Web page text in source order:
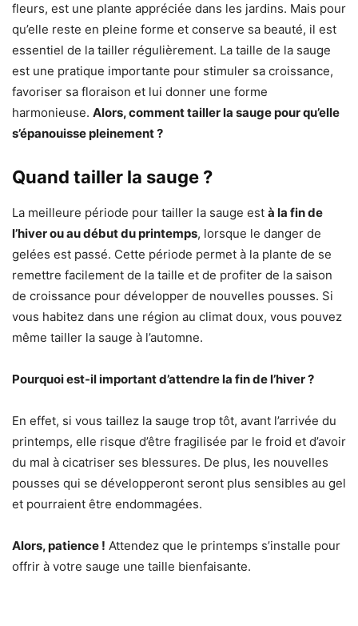
fleurs, est une plante appréciée dans les jardins. Mais pour
qu’elle reste en pleine forme et conserve sa beauté, il est
essentiel de la tailler régulièrement. La taille de la sauge
est une pratique importante pour stimuler sa croissance,
favoriser sa floraison et lui donner une forme
harmonieuse. Alors, comment tailler la sauge pour qu’elle
s’épanouisse pleinement ?
Quand tailler la sauge ?
La meilleure période pour tailler la sauge est à la fin de
l’hiver ou au début du printemps, lorsque le danger de
gelées est passé. Cette période permet à la plante de se
remettre facilement de la taille et de profiter de la saison
de croissance pour développer de nouvelles pousses. Si
vous habitez dans une région au climat doux, vous pouvez
même tailler la sauge à l’automne.
Pourquoi est-il important d’attendre la fin de l’hiver ?
En effet, si vous taillez la sauge trop tôt, avant l’arrivée du
printemps, elle risque d’être fragilisée par le froid et d’avoir
du mal à cicatriser ses blessures. De plus, les nouvelles
pousses qui se développeront seront plus sensibles au gel
et pourraient être endommagées.
Alors, patience ! Attendez que le printemps s’installe pour
offrir à votre sauge une taille bienfaisante.